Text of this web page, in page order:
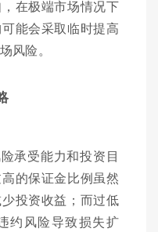
在极端市场情况下
能会采取临时提高
风险。
承受能力和投资目
的保证金比例虽然
投资收益；而过低
约风险导致损失扩